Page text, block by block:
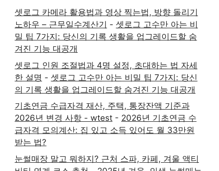
셋로그 카메라 활용법과 영상 찍는법, 방향 돌리기
노하우 – 근무일수계산기 - 셋로그 고수만 아는 비
밀 팁 7가지: 당신의 기록 생활을 업그레이드할 숨
겨진 기능 대공개
셋로그 인원 조절법과 4명 설정, 초대하는 법 자세
한 설명 - 셋로그 고수만 아는 비밀 팁 7가지: 당신
의 기록 생활을 업그레이드할 숨겨진 기능 대공개
기초연금 수급자격 재산, 주택, 통장잔액 기준과
2026년 변경 사항 - wtest - 2026년 기초연금 수
급자격 모의계산: 집 있고 소득 있어도 월 33만원
받는 법?
눈썰매장 말고 뭐하지? 근처 스파, 카페, 겨울 액티